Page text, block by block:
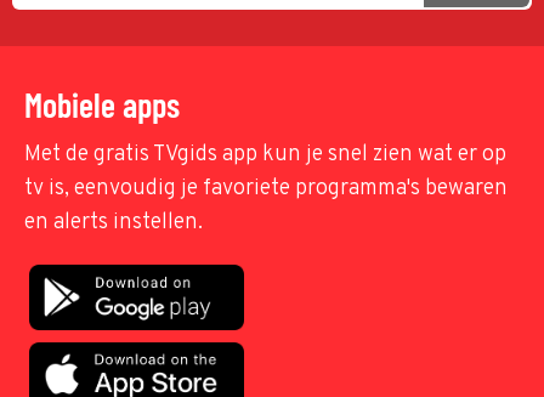
Mobiele apps
Met de gratis TVgids app kun je snel zien wat er op
tv is, eenvoudig je favoriete programma's bewaren
en alerts instellen.